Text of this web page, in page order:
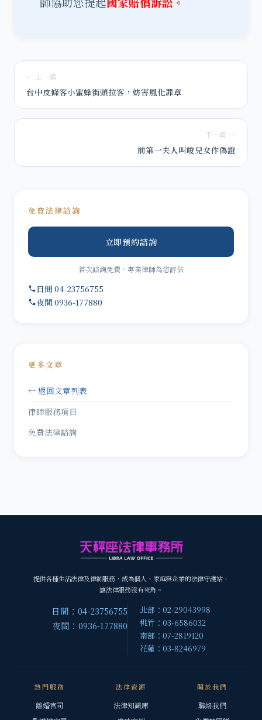
← 上一篇
台中皮條客小蜜蜂街頭拉客，妨害風化罪章
下一篇 →
前第一夫人叫唆兒女作偽證
免費法律諮詢
立即預約諮詢
首次諮詢免費，專業律師為您評估
日間 04-23756755
夜間 0936-177880
更多文章
← 返回文章列表
律師服務項目
免費法律諮詢
提供各種生活法律及律師服務，成為個人、家庭與企業的法律守護站，
讓法律服務沒有死角。
日間：04-23756755
夜間：0936-177880
北部：02-29043998
桃竹：03-6586032
南部：07-2819120
花蓮：03-8246979
熱門服務
離婚官司
法律資源
法律知識庫
關於我們
聯絡我們